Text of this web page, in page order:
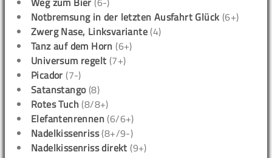
Notbremsung in der letzten Ausfahrt Glück (6+)
Zwerg Nase, Linksvariante (4)
Tanz auf dem Horn (6+)
Universum regelt (7+)
Picador (7-)
Satanstango(8)
Rotes Tuch (8/8+)
Elefantenrennen (6/6+)
Nadelkissenriss(8+/9-)
Nadelkissenriss direkt (9+)